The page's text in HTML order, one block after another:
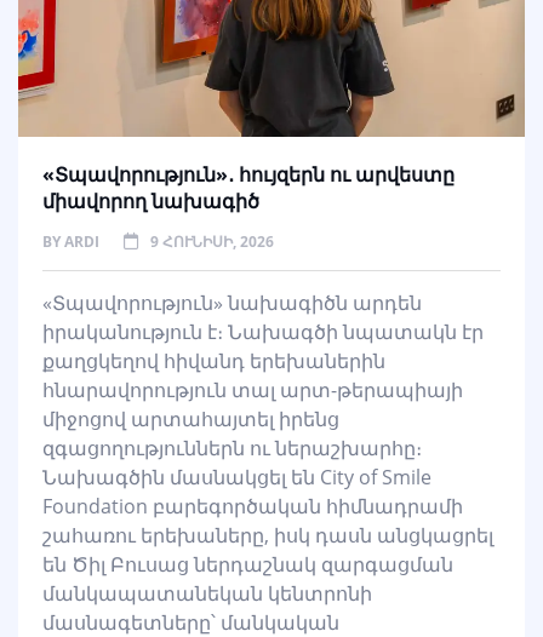
«Տպավորություն»․ հույզերն ու արվեստը
միավորող նախագիծ
BYARDI 9 ՀՈՒՆԻՍԻ, 2026
«Տպավորություն» նախագիծն արդեն
իրականություն է։ Նախագծի նպատակն էր
քաղցկեղով հիվանդ երեխաներին
հնարավորություն տալ արտ-թերապիայի
միջոցով արտահայտել իրենց
զգացողություններն ու ներաշխարհը։
Նախագծին մասնակցել են City of Smile
Foundation բարեգործական հիմնադրամի
շահառու երեխաները, իսկ դասն անցկացրել
են Ծիլ Բուսաց ներդաշնակ զարգացման
մանկապատանեկան կենտրոնի
մասնագետները՝ մանկական